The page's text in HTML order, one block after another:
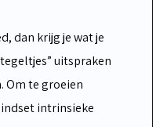
dan krijg je wat je
uitspraken
Om te groeien
intrinsieke